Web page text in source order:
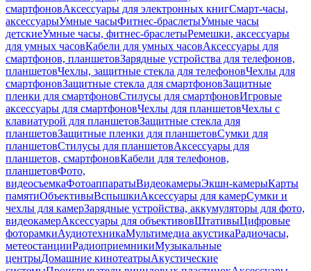
смартфоновАксессуары для электронных книгСмарт-часы,
аксессуарыУмные часыФитнес-браслетыУмные часы
детскиеУмные часы, фитнес-браслетыРемешки, аксессуары
для умных часовКабели для умных часовАксессуары для
смартфонов, планшетовЗарядные устройства для телефонов,
планшетовЧехлы, защитные стекла для телефоновЧехлы для
смартфоновЗащитные стекла для смартфоновЗащитные
пленки для смартфоновСтилусы для смартфоновИгровые
аксессуары для смартфоновЧехлы для планшетовЧехлы с
клавиатурой для планшетовЗащитные стекла для
планшетовЗащитные пленки для планшетовСумки для
планшетовСтилусы для планшетовАксессуары для
планшетов, смартфоновКабели для телефонов,
планшетовФото,
видеосъемкаФотоаппаратыВидеокамерыЭкшн-камерыКарты
памятиОбъективыВспышкиАксессуары для камерСумки и
чехлы для камерЗарядные устройства, аккумуляторы для фото,
видеокамерАксессуары для объективовШтативыЦифровые
фоторамкиАудиотехникаМультимедиа акустикаРадиочасы,
метеостанцииРадиоприемникиМузыкальные
центрыДомашние кинотеатрыАкустические